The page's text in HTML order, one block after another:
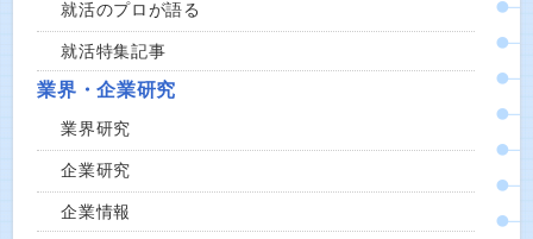
就活のプロが語る
就活特集記事
業界・企業研究
業界研究
企業研究
企業情報